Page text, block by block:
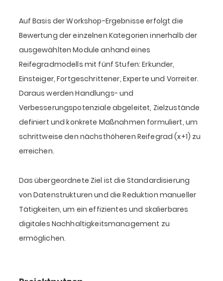
Auf Basis der Workshop-Ergebnisse erfolgt die
Bewertung der einzelnen Kategorien innerhalb der
ausgewählten Module anhand eines
Reifegradmodells mit fünf Stufen: Erkunder,
Einsteiger, Fortgeschrittener, Experte und Vorreiter.
Daraus werden Handlungs- und
Verbesserungspotenziale abgeleitet, Zielzustände
definiert und konkrete Maßnahmen formuliert, um
schrittweise den nächsthöheren Reifegrad (x+1) zu
erreichen.
Das übergeordnete Ziel ist die Standardisierung
von Datenstrukturen und die Reduktion manueller
Tätigkeiten, um ein effizientes und skalierbares
digitales Nachhaltigkeitsmanagement zu
ermöglichen.